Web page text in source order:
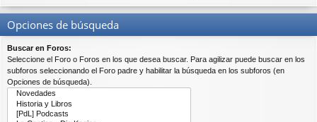
Opciones de búsqueda
Buscar en Foros:
Seleccione el Foro o Foros en los que desea buscar. Para agilizar puede buscar en los
subforos seleccionando el Foro padre y habilitar la búsqueda en los subforos (en
Opciones de búsqueda).